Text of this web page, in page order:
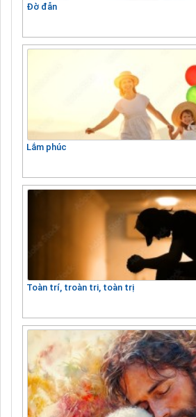
Đờ đẫn
Lắm phúc
Toàn trí, troàn tri, toàn trị